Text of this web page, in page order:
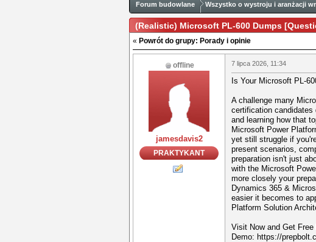
Forum budowlane Wszystko o wystroju i aranżacji
(Realistic) Microsoft PL-600 Dumps
« Powrót do grupy: Porady i opinie
offline
jamesdavis2
PRAKTYKANT
7 lipca 2026, 11:34
Is Your Microsoft PL-
A challenge many
certification candidates
and learning how that
Microsoft Power
yet still struggle if
present scenarios,
preparation isn't just
with the Microsoft
more closely your
Dynamics 365 &
easier it becomes to
Platform Solution
Visit Now and Get
Demo: https://